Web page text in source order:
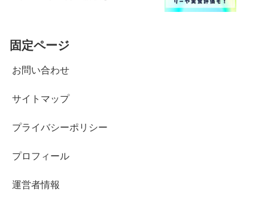
固定ページ
お問い合わせ
サイトマップ
プライバシーポリシー
プロフィール
運営者情報